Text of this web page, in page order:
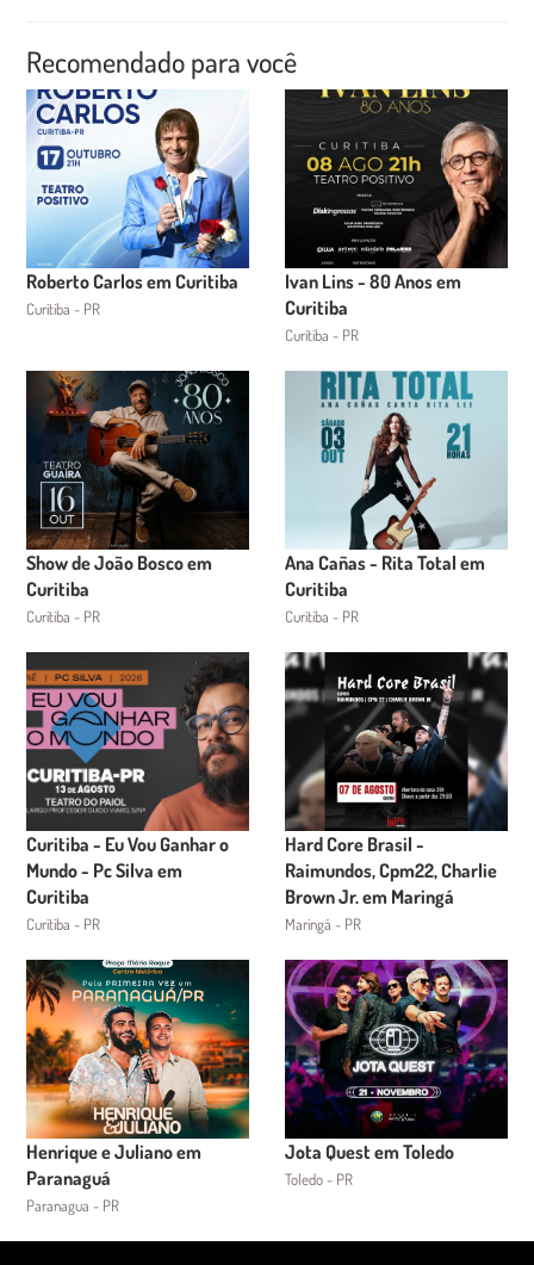
Recomendado para você
Roberto Carlos em Curitiba
Curitiba - PR
Ivan Lins - 80 Anos em
Curitiba
Curitiba - PR
Show de João Bosco em
Curitiba
Curitiba - PR
Ana Cañas - Rita Total em
Curitiba
Curitiba - PR
Curitiba - Eu Vou Ganhar o
Mundo - Pc Silva em
Curitiba
Curitiba - PR
Hard Core Brasil -
Raimundos, Cpm22, Charlie
Brown Jr. em Maringá
Maringá - PR
Henrique e Juliano em
Paranaguá
Paranagua - PR
Jota Quest em Toledo
Toledo - PR